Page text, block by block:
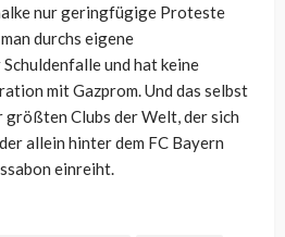
nur geringfügige Proteste
durchs eigene
und hat keine
mit Gazprom. Und das selbst
größten Clubs der Welt, der sich
allein hinter dem FC Bayern
einreiht.